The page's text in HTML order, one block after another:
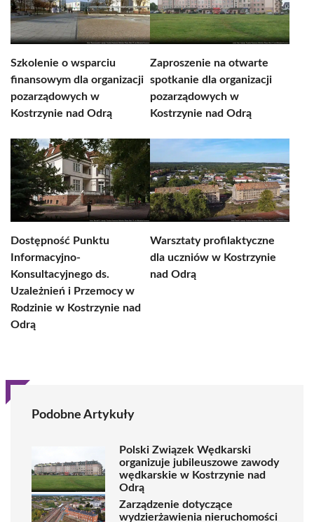
Szkolenie o wsparciu
finansowym dla organizacji
pozarządowych w
Kostrzynie nad Odrą
Zaproszenie na otwarte
spotkanie dla organizacji
pozarządowych w
Kostrzynie nad Odrą
Dostępność Punktu
Informacyjno-
Konsultacyjnego ds.
Uzależnień i Przemocy w
Rodzinie w Kostrzynie nad
Odrą
Warsztaty profilaktyczne
dla uczniów w Kostrzynie
nad Odrą
Podobne Artykuły
Polski Związek Wędkarski
organizuje jubileuszowe zawody
wędkarskie w Kostrzynie nad
Odrą
Zarządzenie dotyczące
wydzierżawienia nieruchomości